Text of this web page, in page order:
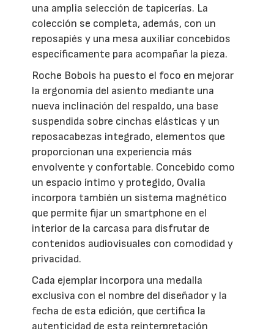
una amplia selección de tapicerías. La
colección se completa, además, con un
reposapiés y una mesa auxiliar concebidos
específicamente para acompañar la pieza.
Roche Bobois ha puesto el foco en mejorar
la ergonomía del asiento mediante una
nueva inclinación del respaldo, una base
suspendida sobre cinchas elásticas y un
reposacabezas integrado, elementos que
proporcionan una experiencia más
envolvente y confortable. Concebido como
un espacio íntimo y protegido, Ovalia
incorpora también un sistema magnético
que permite fijar un smartphone en el
interior de la carcasa para disfrutar de
contenidos audiovisuales con comodidad y
privacidad.
Cada ejemplar incorpora una medalla
exclusiva con el nombre del diseñador y la
fecha de esta edición, que certifica la
autenticidad de esta reinterpretación